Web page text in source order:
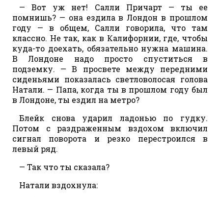
— Вот уж нет! Салли Причарт — ты ее
помнишь? — она ездила в Лондон в прошлом
году — в общем, Салли говорила, что там
классно. Не так, как в Калифорнии, где, чтобы
куда-то доехать, обязательно нужна машина.
В Лондоне надо просто спуститься в
подземку. — В просвете между передними
сиденьями показалась светловолосая голова
Натали. — Папа, когда ты в прошлом году был
в Лондоне, ты ездил на метро?
Блейк снова ударил ладонью по гудку.
Потом с раздраженным вздохом включил
сигнал поворота и резко перестроился в
левый ряд.
— Так что ты сказала?
Натали вздохнула: